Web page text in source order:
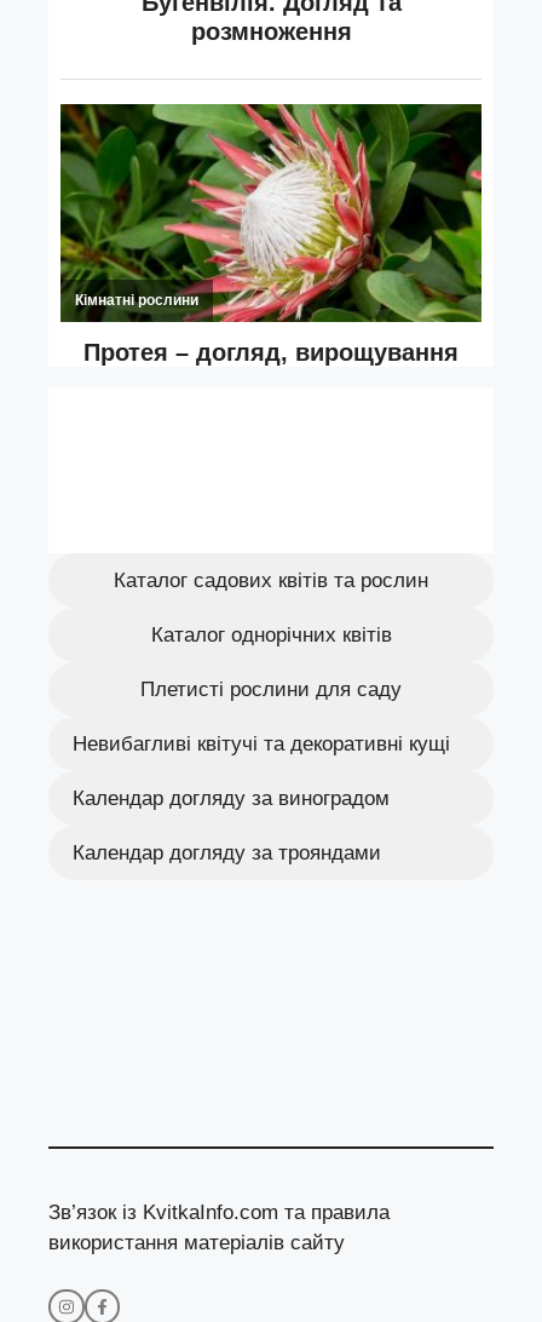
Каталог садових квітів та рослин
Каталог однорічних квітів
Плетисті рослини для саду
Невибагливі квітучі та декоративні кущі
Календар догляду за виноградом
Календар догляду за трояндами
Зв’язок із KvitkaInfo.com та правила
використання матеріалів сайту